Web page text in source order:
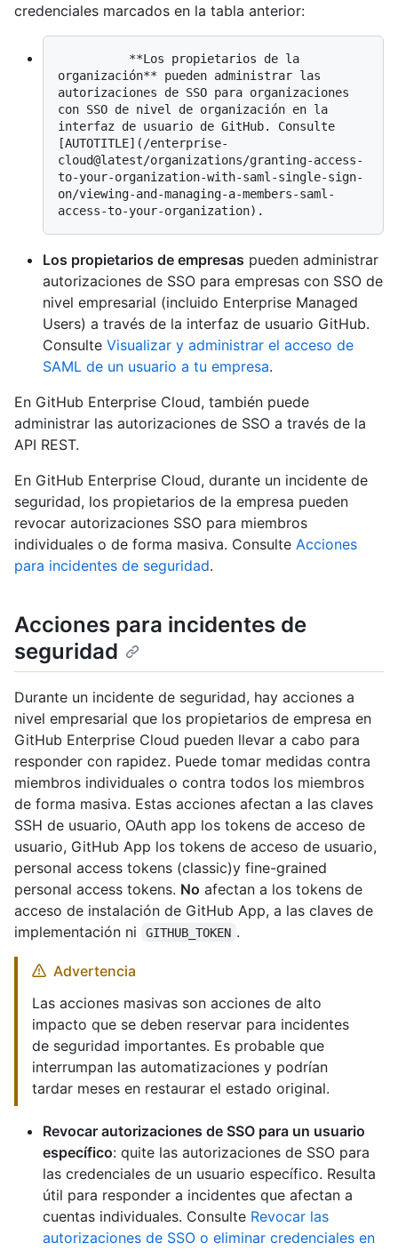
credenciales marcados en la tabla anterior:
organización** pueden administrar las
autorizaciones de SSO para organizaciones
con SSO de nivel de organización en la
interfaz de usuario de GitHub. Consulte
[AUTOTITLE](/enterprise-
cloud@latest/organizations/granting-access-
to-your-organization-with-saml-single-sign-
on/viewing-and-managing-a-members-saml-
Los propietarios de empresas pueden administrar
autorizaciones de SSO para empresas con SSO de
nivel empresarial (incluido Enterprise Managed
Users) a través de la interfaz de usuario GitHub.
Consulte Visualizar y administrar el acceso de
SAML de un usuario a tu empresa.
En GitHub Enterprise Cloud, también puede
administrar las autorizaciones de SSO a través de la
API REST.
En GitHub Enterprise Cloud, durante un incidente de
seguridad, los propietarios de la empresa pueden
revocar autorizaciones SSO para miembros
individuales o de forma masiva. Consulte Acciones
para incidentes de seguridad.
Acciones para incidentes de
seguridad
Durante un incidente de seguridad, hay acciones a
nivel empresarial que los propietarios de empresa en
GitHub Enterprise Cloud pueden llevar a cabo para
responder con rapidez. Puede tomar medidas contra
miembros individuales o contra todos los miembros
de forma masiva. Estas acciones afectan a las claves
SSH de usuario, OAuth app los tokens de acceso de
usuario, GitHub App los tokens de acceso de usuario,
personal access tokens (classic)y fine-grained
personal access tokens. No afectan a los tokens de
acceso de instalación de GitHub App, a las claves de
implementación ni
GITHUB_TOKEN .
Advertencia
Las acciones masivas son acciones de alto
impacto que se deben reservar para incidentes
de seguridad importantes. Es probable que
interrumpan las automatizaciones y podrían
tardar meses en restaurar el estado original.
Revocar autorizaciones de SSO para un usuario
específico: quite las autorizaciones de SSO para
las credenciales de un usuario específico. Resulta
útil para responder a incidentes que afectan a
cuentas individuales. Consulte Revocar las
autorizaciones de SSO o eliminar credenciales en